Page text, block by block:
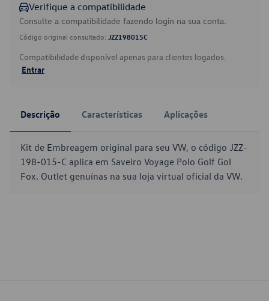
Verifique a compatibilidade
Consulte a compatibilidade fazendo login na sua conta.
Código original consultado: JZZ198015C
Compatibilidade disponível apenas para clientes logados.
Entrar
Descrição Características Aplicações
Kit de Embreagem original para seu VW, o código JZZ-
198-015-C aplica em Saveiro Voyage Polo Golf Gol
Fox. Outlet genuínas na sua loja virtual oficial da VW.